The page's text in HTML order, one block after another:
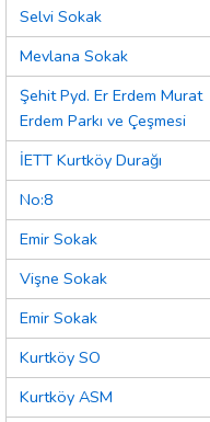
Selvi Sokak
Mevlana Sokak
Şehit Pyd. Er Erdem Murat
Erdem Parkı ve Çeşmesi
İETT Kurtköy Durağı
No:8
Emir Sokak
Vişne Sokak
Emir Sokak
Kurtköy SO
Kurtköy ASM